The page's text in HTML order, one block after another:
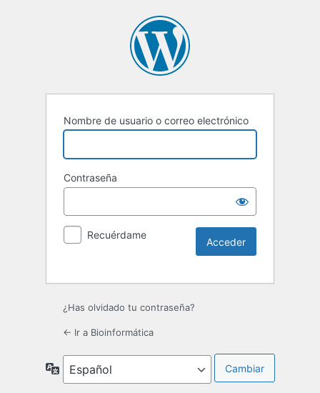
Nombre de usuario o correo electrónico
Contraseña
Recuérdame
¿Has olvidado tu contraseña?
← Ir a Bioinformática
Idioma